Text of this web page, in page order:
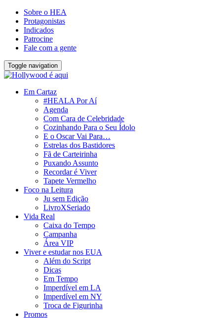
Sobre o HEA
Protagonistas
Indicados
Patrocine
Fale com a gente
Toggle navigation
Em Cartaz
#HEALA Por Aí
Agenda
Com Cara de Celebridade
Cozinhando Para o Seu Ídolo
E o Oscar Vai Para…
Estrelas dos Bastidores
Fã de Carteirinha
Puxando Assunto
Recordar é Viver
Tapete Vermelho
Foco na Leitura
Ju sem Edição
LivroXSeriado
Vida Real
Caixa do Tempo
Campanha
Área VIP
Viver e estudar nos EUA
Além do Script
Dicas
Em Tempo
Imperdível em LA
Imperdível em NY
Troca de Figurinha
Promos